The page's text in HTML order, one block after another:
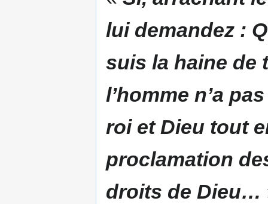
lui demandez :
suis la haine de
l’homme n’a
roi et Dieu tout
proclamation
droits de Dieu…